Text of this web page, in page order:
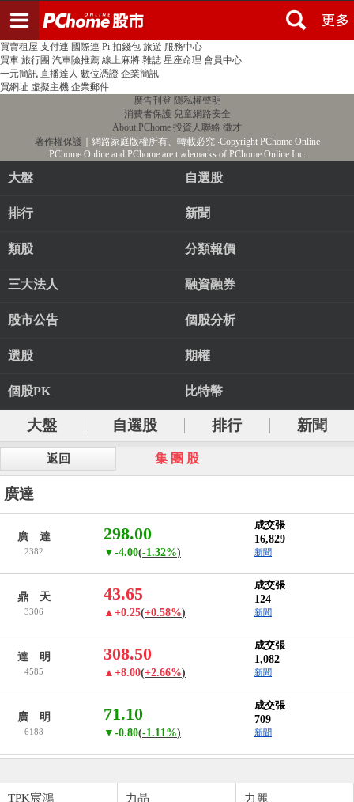
PChome首頁 線上購物 24h購物 書店
買賣租屋 支付連 國際連 Pi 拍錢包 旅遊 服務中心
買車 旅行團 汽車險推薦 線上麻將 雜誌 星座命理 會員中心
一元簡訊 直播達人 數位憑證 企業簡訊
買網址 虛擬主機 企業郵件
廣告刊登 隱私權聲明
消費者保護 兒童網路安全
About PChome 投資人聯絡 徵才
著作權保護 ｜網路家庭版權所有、轉載必究‧Copyright PChome Online
PChome Online and PChome are trademarks of PChome Online Inc.
大盤 自選股
排行 新聞
類股 分類報價
三大法人 融資融券
股市公告 個股分析
選股 期權
個股PK 比特幣
大盤 自選股 排行 新聞
返回 集 團 股
廣達
廣 達
2382
298.00
▼-4.00(-1.32%)
成交張
16,829
新聞
鼎 天
3306
43.65
▲+0.25(+0.58%)
成交張
124
新聞
達 明
4585
308.50
▲+8.00(+2.66%)
成交張
1,082
新聞
廣 明
6188
71.10
▼-0.80(-1.11%)
成交張
709
新聞
TPK宸鴻 力晶 力麗